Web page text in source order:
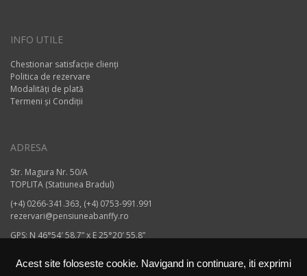
INFO UTILE
Chestionar satisfacție clienți
Politica de rezervare
Modalități de plată
Termeni și Condiții
ADRESA
Str. Magura Nr. 50/A
TOPLITA (Statiunea Bradul)
(+4) 0266-341.363, (+4) 0753-991.991
rezervari@pensiuneabanffy.ro
GPS: N 46°54′ 58,7” x E 25°20′ 55.8”
Acest site foloseste cookie. Navigand in continuare, iti exprimi